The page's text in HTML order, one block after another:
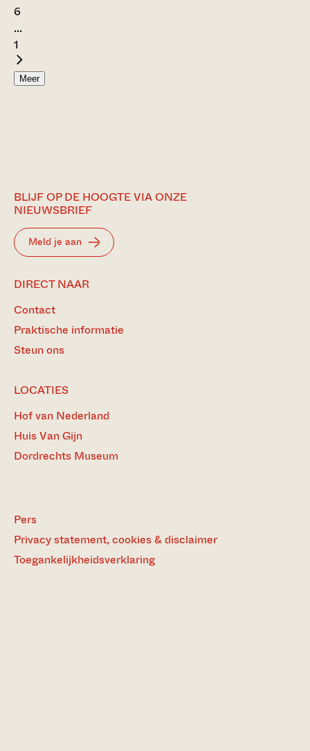
6
...
1
Meer
BLIJF OP DE HOOGTE VIA ONZE
NIEUWSBRIEF
Meld je aan
DIRECT NAAR
Contact
Praktische informatie
Steun ons
LOCATIES
Hof van Nederland
Huis Van Gijn
Dordrechts Museum
Pers
Privacy statement, cookies & disclaimer
Toegankelijkheidsverklaring